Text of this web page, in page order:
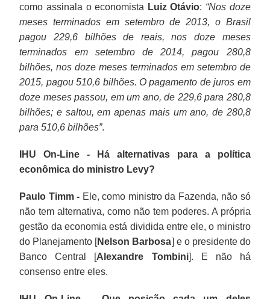
como assinala o economista Luiz Otávio: “Nos doze
meses terminados em setembro de 2013, o Brasil
pagou 229,6 bilhões de reais, nos doze meses
terminados em setembro de 2014, pagou 280,8
bilhões, nos doze meses terminados em setembro de
2015, pagou 510,6 bilhões. O pagamento de juros em
doze meses passou, em um ano, de 229,6 para 280,8
bilhões; e saltou, em apenas mais um ano, de 280,8
para 510,6 bilhões”.
IHU On-Line - Há alternativas para a política
econômica do ministro Levy?
Paulo Timm - Ele, como ministro da Fazenda, não só
não tem alternativa, como não tem poderes. A própria
gestão da economia está dividida entre ele, o ministro
do Planejamento [Nelson Barbosa] e o presidente do
Banco Central [Alexandre Tombini]. E não há
consenso entre eles.